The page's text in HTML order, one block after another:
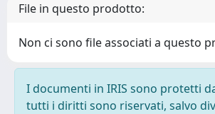
File in questo prodotto:
Non ci sono file associati a questo
I documenti in IRIS sono protetti
tutti i diritti sono riservati, salvo